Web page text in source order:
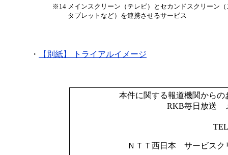
※14 メインスクリーン（テレビ）とセカンドスクリーン
タブレットなど）を連携させるサービス
・ 【別紙】 トライアルイメージ
本件に関する報道機関からの
RKB毎日放送
ＮＴＴ西日本 サービスク